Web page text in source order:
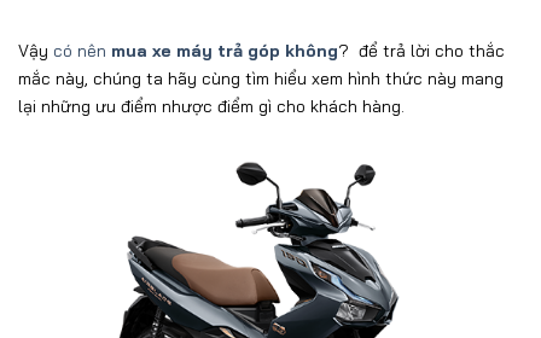
Vậy có nên mua xe máy trả góp không? để trả lời cho thắc
mắc này, chúng ta hãy cùng tìm hiểu xem hình thức này mang
lại những ưu điểm nhược điểm gì cho khách hàng.